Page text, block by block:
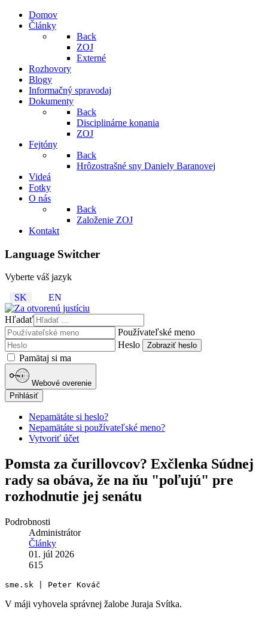
Domov
Články
Back
ZOJ
Externé
Rozhovory
Blogy
Informačný spravodaj
Dokumenty
Back
Disciplinárne konania
ZOJ
Fejtóny
Back
Hrôzostrašné sny Daniely Baranovej
Videá
Fotky
O nás
Back
Založenie ZOJ
Kontakt
Language Switcher
Vyberte váš jazyk
SK
EN
Hľadať
Používateľské meno
Heslo
Zobraziť heslo
Pamätaj si ma
Webové overenie
Prihlásiť
Nepamätáte si heslo?
Nepamätáte si používateľské meno?
Vytvoriť účet
Pomsta za čurillovcov? Exčlenka Súdnej
rady sa obáva, že na ňu "poľujú" pre
rozhodnutie jej senátu
Podrobnosti
Administrátor
Články
01. júl 2026
615
sme.sk | Peter Kováč
V máji vyhovela správnej žalobe Juraja Svítka.